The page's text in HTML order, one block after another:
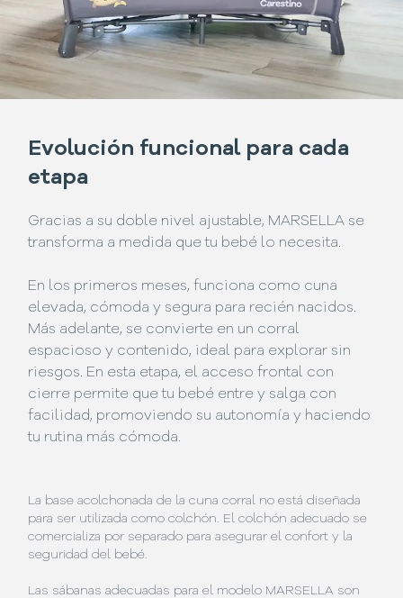
Evolución funcional para cada
etapa
Gracias a su doble nivel ajustable, MARSELLA se
transforma a medida que tu bebé lo necesita.
En los primeros meses, funciona como cuna
elevada, cómoda y segura para recién nacidos.
Más adelante, se convierte en un corral
espacioso y contenido, ideal para explorar sin
riesgos. En esta etapa, el acceso frontal con
cierre permite que tu bebé entre y salga con
facilidad, promoviendo su autonomía y haciendo
tu rutina más cómoda.
La base acolchonada de la cuna corral no está diseñada
para ser utilizada como colchón. El colchón adecuado se
comercializa por separado para asegurar el confort y la
seguridad del bebé.
Las sábanas adecuadas para el modelo MARSELLA son